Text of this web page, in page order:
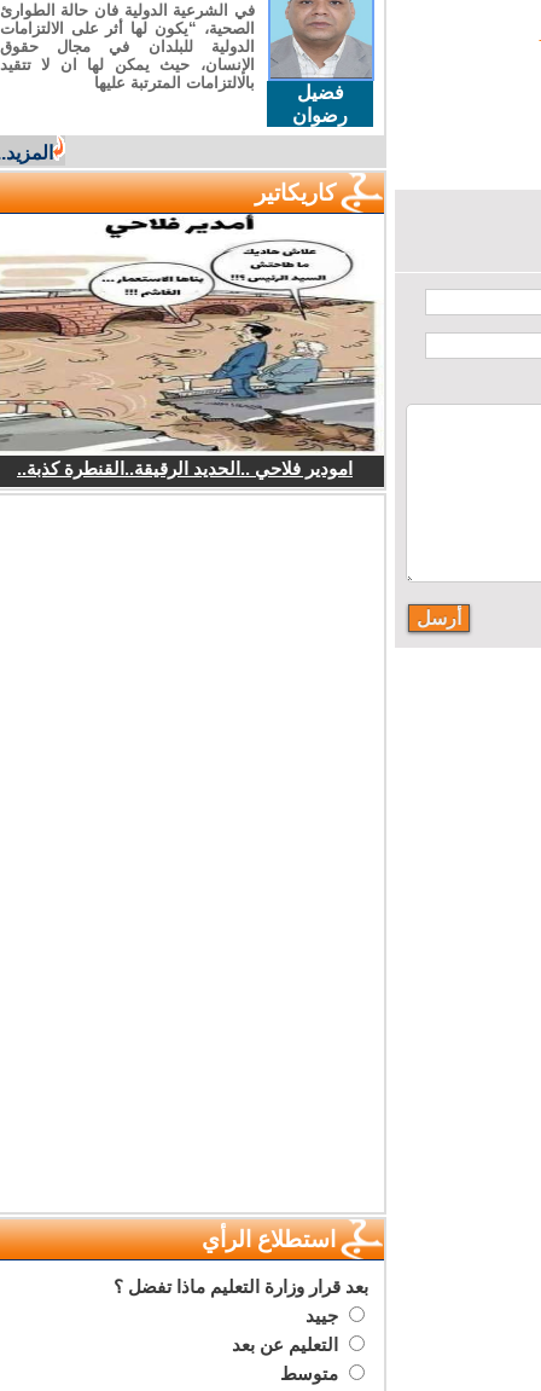
فضيل
رضوان
في الشرعية الدولية فان حالة الطوارئ
الصحية، “يكون لها أثر على الالتزامات
الدولية للبلدان في مجال حقوق
الإنسان، حيث يمكن لها ان لا تتقيد
بالالتزامات المترتبة عليها
المزيد...
كاريكاتير
امودير فلاحي ..الحديد الرقيقة..القنطرة كذبة..
استطلاع الرأي
بعد قرار وزارة التعليم ماذا تفضل ؟
جييد
التعليم عن بعد
متوسط